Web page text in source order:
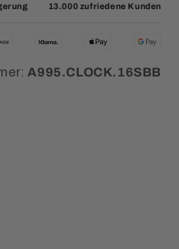
13.000 zufriedene Kunden
A995.CLOCK.16SBB